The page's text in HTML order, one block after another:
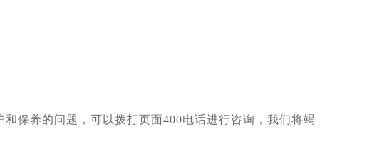
保养的问题，可以拨打页面400电话进行咨询，我们将竭